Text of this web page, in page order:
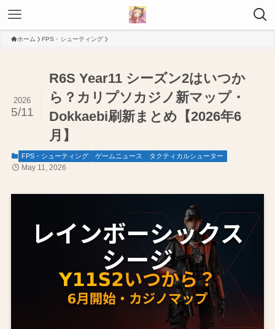
ホーム FPS・シューティング
R6S Year11 シーズン2はいつか
ら？カリプソカジノ新マップ・
Dokkaebi刷新まとめ【2026年6
月】
2026
5/11
FPS・シューティング ゲームニュース タクティカルシューター
May 11, 2026